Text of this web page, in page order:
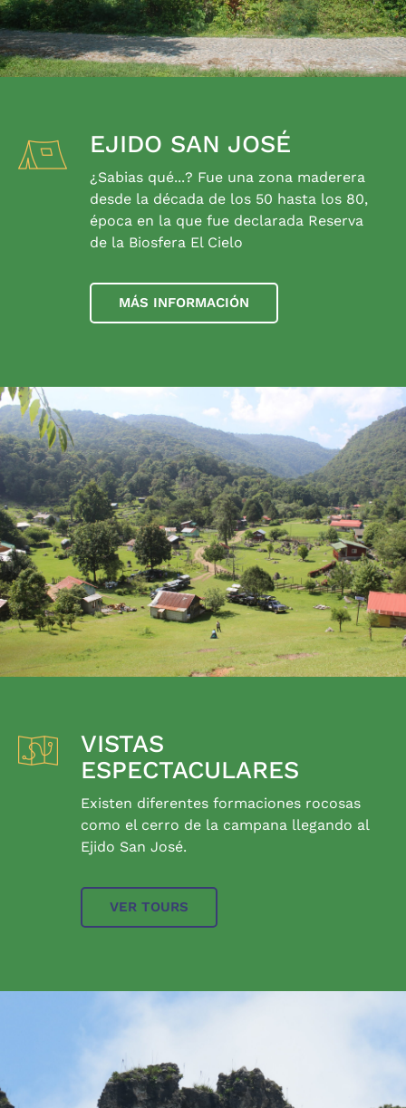
EJIDO SAN JOSÉ
¿Sabias qué...? Fue una zona maderera
desde la década de los 50 hasta los 80,
época en la que fue declarada Reserva
de la Biosfera El Cielo
MÁS INFORMACIÓN
VISTAS
ESPECTACULARES
Existen diferentes formaciones rocosas
como el cerro de la campana llegando al
Ejido San José.
VER TOURS